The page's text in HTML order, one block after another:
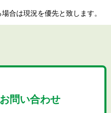
合は現況を優先と致します。
問い合わせ